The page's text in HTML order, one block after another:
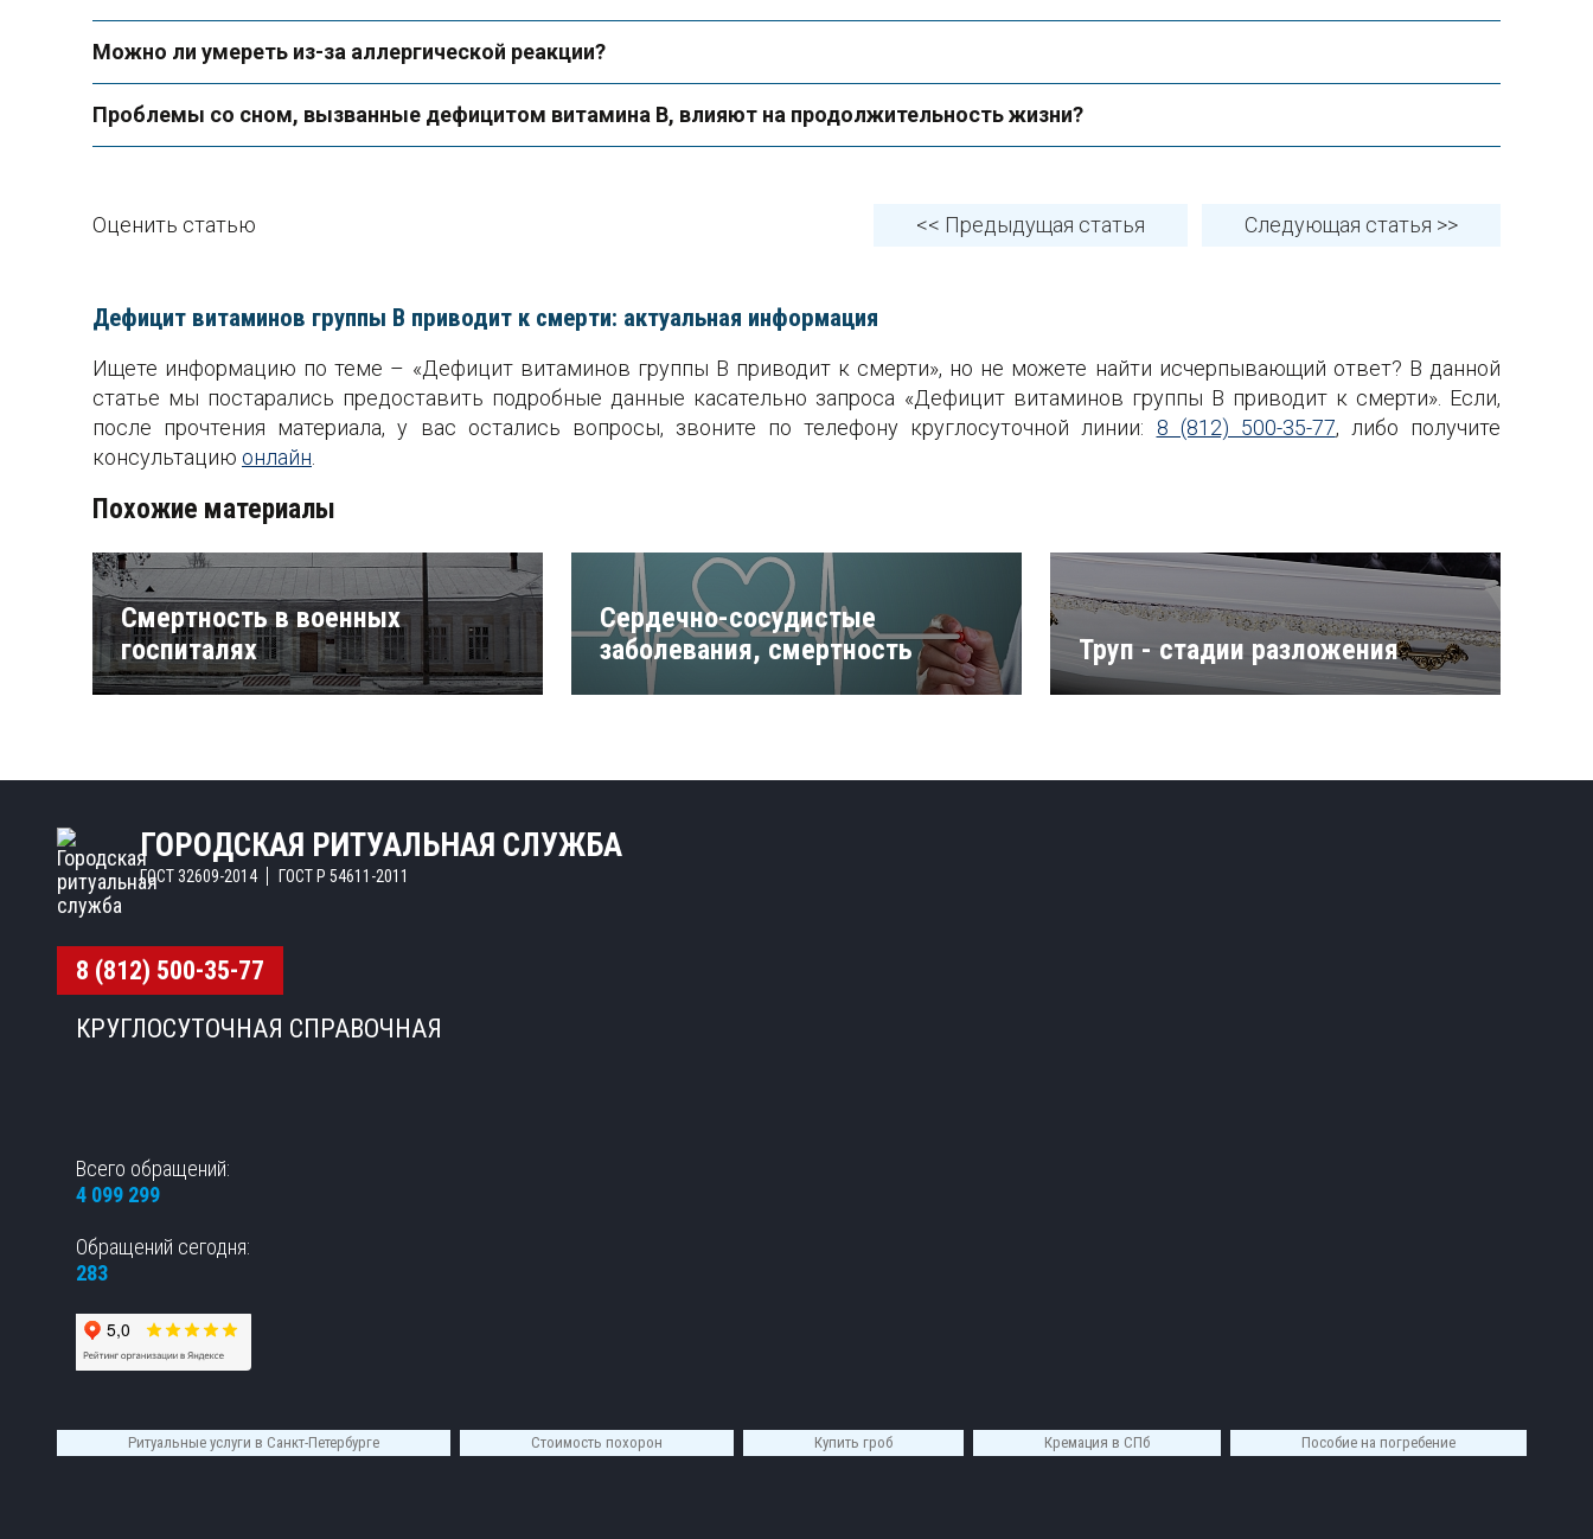
Можно ли умереть из-за аллергической реакции?
Проблемы со сном, вызванные дефицитом витамина В, влияют на продолжительность жизни?
Оценить статью << Предыдущая статья Следующая статья >>
Дефицит витаминов группы B приводит к смерти: актуальная информация
Ищете информацию по теме – «Дефицит витаминов группы B приводит к смерти», но не можете найти исчерпывающий ответ? В данной
статье мы постарались предоставить подробные данные касательно запроса «Дефицит витаминов группы B приводит к смерти». Если,
после прочтения материала, у вас остались вопросы, звоните по телефону круглосуточной линии: 8 (812) 500-35-77, либо получите
консультацию онлайн
Похожие материалы
Смертность в военных
госпиталях
Сердечно-сосудистые
заболевания, смертность
Труп - стадии разложения
ГОРОДСКАЯ РИТУАЛЬНАЯ СЛУЖБА
ГОСТ 32609-2014 ГОСТ Р 54611-2011
8 (812) 500-35-77
КРУГЛОСУТОЧНАЯ СПРАВОЧНАЯ
Всего обращений:
4 099 299
Обращений сегодня:
283
Ритуальные услуги в Санкт-Петербурге Стоимость похорон Купить гроб Кремация в СПб Пособие на погребение